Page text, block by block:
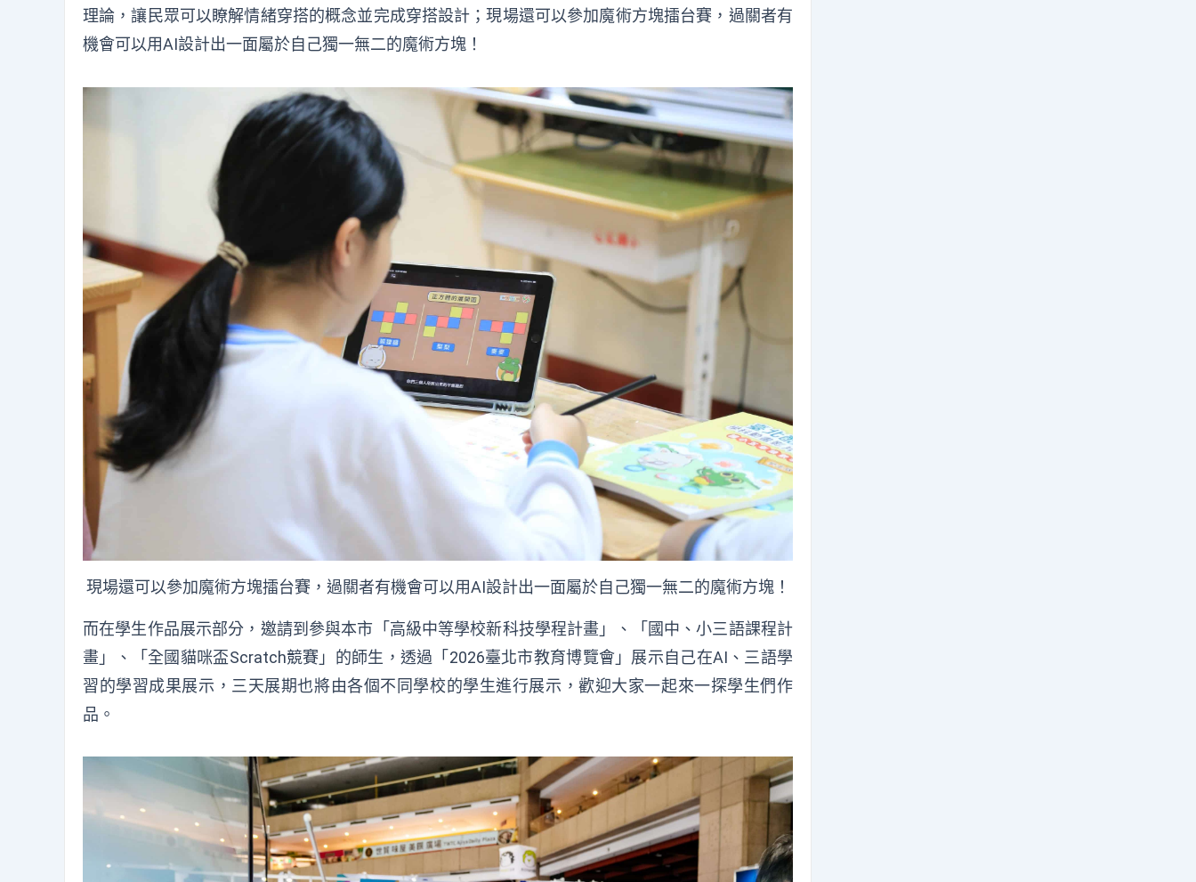
理論，讓民眾可以瞭解情緒穿搭的概念並完成穿搭設計；現場還可以參加魔術方塊擂台賽，過關者有
機會可以用AI設計出一面屬於自己獨一無二的魔術方塊！
現場還可以參加魔術方塊擂台賽，過關者有機會可以用AI設計出一面屬於自己獨一無二的魔術方塊！
而在學生作品展示部分，邀請到參與本市「高級中等學校新科技學程計畫」、「國中、小三語課程計
畫」、「全國貓咪盃Scratch競賽」的師生，透過「2026臺北市教育博覽會」展示自己在AI、三語學
習的學習成果展示，三天展期也將由各個不同學校的學生進行展示，歡迎大家一起來一探學生們作
品。